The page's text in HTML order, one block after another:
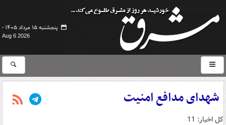
پنجشنبه ۱۵ مرداد ۱۴۰۵ -
Aug 6 2026
شهدای مدافع امنیت
کل اخبار: 11